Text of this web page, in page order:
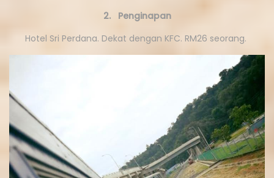
2. Penginapan
Hotel Sri Perdana. Dekat dengan KFC. RM26 seorang.